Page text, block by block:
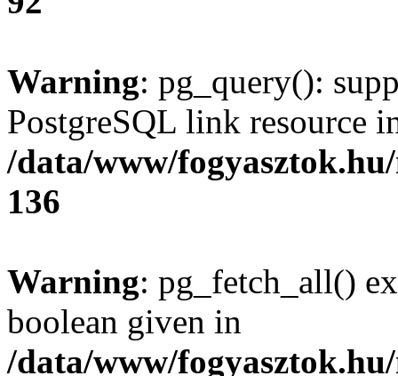
Warning: pg_query():
PostgreSQL link resource
/data/www/
136
Warning: pg_fetch_all()
boolean given in
/data/www/